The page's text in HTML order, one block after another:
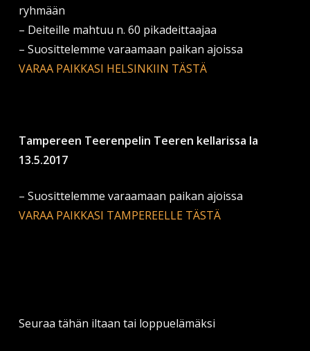
ryhmään
– Deiteille mahtuu n. 60 pikadeittaajaa
– Suosittelemme varaamaan paikan ajoissa
VARAA PAIKKASI HELSINKIIN TÄSTÄ
Tampereen Teerenpelin Teeren kellarissa la
13.5.2017
– Suosittelemme varaamaan paikan ajoissa
VARAA PAIKKASI TAMPEREELLE TÄSTÄ
Seuraa tähän iltaan tai loppuelämäksi